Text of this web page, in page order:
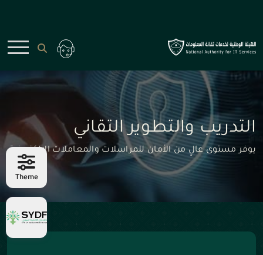
Theme
التدريب والتطوير التقاني
يوفر مستوى عالٍ من الأمان للمراسلات والمعاملات الإلكترونية